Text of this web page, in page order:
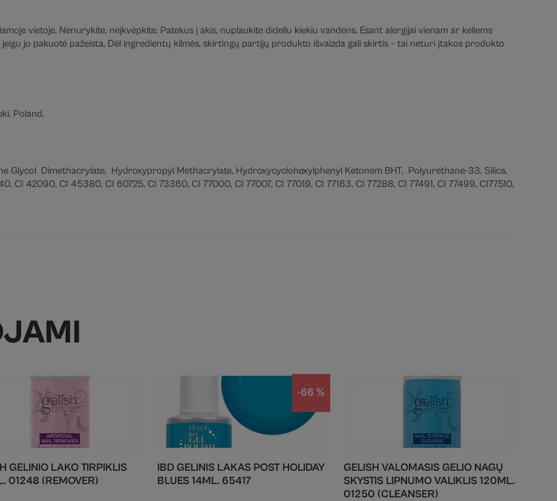
vietoje. Nenurykite, neįkvėpkite. Patekus į akis, nuplaukite dideliu kiekiu vandens. Esant alergijai vienam ar keliems
jo pakuotė pažeista. Dėl ingredientų kilmės, skirtingų partijų produkto išvaizda gali skirtis – tai neturi įtakos produkto
Poland.
Glycol Dimethacrylate, Hydroxypropyl Methacrylate, Hydroxycyclohexylphenyl Ketonem BHT, Polyurethane-33, Silica,
CI 42090, CI 45380, CI 60725, CI 73360, CI 77000, CI 77007, CI 77019, CI 77163, CI 77288, CI 77491, CI 77499, CI77510,
GELINIO LAKO TIRPIKLIS
01248 (REMOVER)
-66 %
IBD GELINIS LAKAS POST HOLIDAY
BLUES 14ML. 65417
GELISH VALOMASIS GELIO NAGŲ
SKYSTIS LIPNUMO VALIKLIS 120ML.
01250 (CLEANSER)